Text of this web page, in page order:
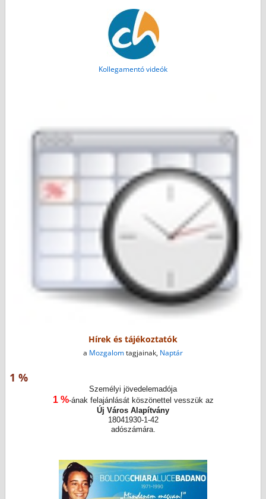
Kollegamentó videók
Hírek és tájékoztatók
a Mozgalomtagjainak, Naptár
1 %
Személyi jövedelemadója
1 %-ának felajánlását köszönettel vesszük az
Új Város Alapítvány
18041930-1-42
adószámára.